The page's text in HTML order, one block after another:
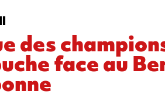
des
face au